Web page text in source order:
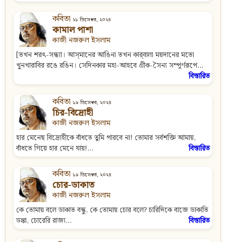
কবিতা ২১ ডিসেম্বর, ২০২৪
কামাল পাশা
কাজী নজরুল ইসলাম
[তখন শরৎ-সন্ধ্যা। আস্‌মানের আঙিনা তখন কার্‌বালা ময়দানের মতো
খুনখারাবির রঙে রঙিন। সেদিনকার মহা-আহবে গ্রীক-সৈন্য সম্পূর্ণরূপে...
বিস্তারিত
কবিতা ১৯ ডিসেম্বর, ২০২৪
চির-বিদ্রোহী
কাজী নজরুল ইসলাম
হার মেনেছ বিদ্রোহীকে বাঁধতে তুমি পারবে না! তোমার সর্বশক্তি আমায়,
বাঁধতে গিয়ে হার মেনে যায়!...
বিস্তারিত
কবিতা ১৯ ডিসেম্বর, ২০২৪
চোর-ডাকাত
কাজী নজরুল ইসলাম
কে তোমায় বলে ডাকাত বন্ধু, কে তোমায় চোর বলে? চারিদিকে বাজে ডাকাতি
ডঙ্কা, চোরেরি রাজ্য...
বিস্তারিত